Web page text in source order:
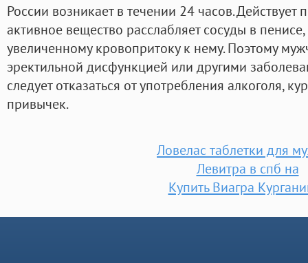
России возникает в течении 24 часов. Действует
активное вещество расслабляет сосуды в
увеличенному кровопритоку к нему. Поэтому
эректильной дисфункцией или другими
следует отказаться от употребления алкоголя,
привычек.
Ловелас таблетки для
Левитра в спб на
Купить Виагра